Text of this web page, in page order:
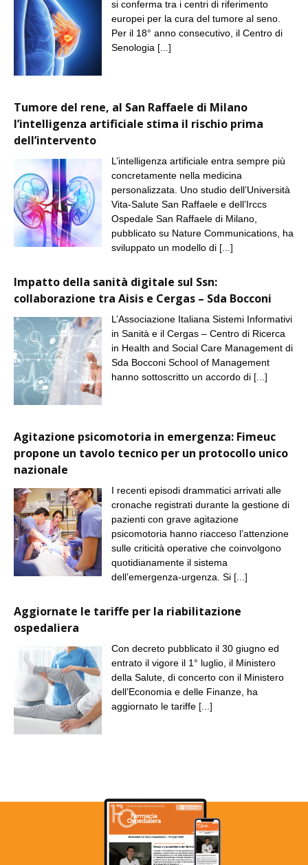
si conferma tra i centri di riferimento
europei per la cura del tumore al seno.
Per il 18° anno consecutivo, il Centro di
Senologia [...]
Tumore del rene, al San Raffaele di Milano
l’intelligenza artificiale stima il rischio prima
dell’intervento
L’intelligenza artificiale entra sempre più
concretamente nella medicina
personalizzata. Uno studio dell’Università
Vita-Salute San Raffaele e dell’Irccs
Ospedale San Raffaele di Milano,
pubblicato su Nature Communications, ha
sviluppato un modello di [...]
Impatto della sanità digitale sul Ssn:
collaborazione tra Aisis e Cergas – Sda Bocconi
L’Associazione Italiana Sistemi Informativi
in Sanità e il Cergas – Centro di Ricerca
in Health and Social Care Management di
Sda Bocconi School of Management
hanno sottoscritto un accordo di [...]
Agitazione psicomotoria in emergenza: Fimeuc
propone un tavolo tecnico per un protocollo unico
nazionale
I recenti episodi drammatici arrivati alle
cronache registrati durante la gestione di
pazienti con grave agitazione
psicomotoria hanno riacceso l’attenzione
sulle criticità operative che coinvolgono
quotidianamente il sistema
dell’emergenza-urgenza. Si [...]
Aggiornate le tariffe per la riabilitazione
ospedaliera
Con decreto pubblicato il 30 giugno ed
entrato il vigore il 1° luglio, il Ministero
della Salute, di concerto con il Ministero
dell’Economia e delle Finanze, ha
aggiornato le tariffe [...]